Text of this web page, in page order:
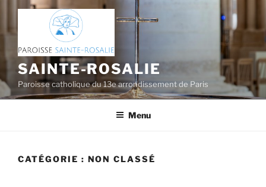
Aller
contenu
principal
SAINTE-ROSALIE
Paroisse catholique du 13e arrondissement de Paris
Menu
CATÉGORIE : NON CLASSÉ